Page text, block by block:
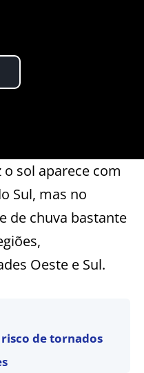
sol aparece com
Sul, mas no
de chuva bastante
Oeste e Sul.
de tornados